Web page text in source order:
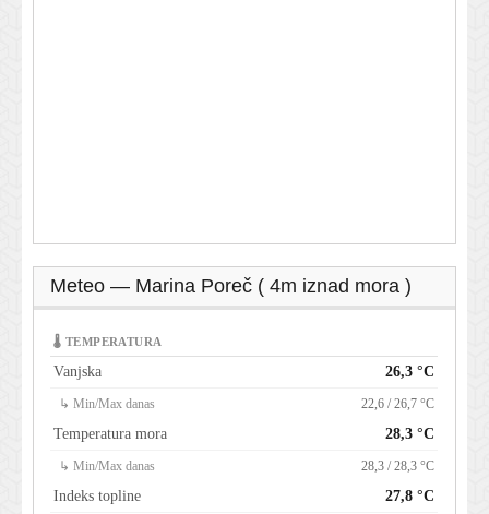
Meteo — Marina Poreč ( 4m iznad mora )
🌡 TEMPERATURA
Vanjska 26,3 °C
↳ Min/Max danas 22,6 / 26,7 °C
Temperatura mora 28,3 °C
↳ Min/Max danas 28,3 / 28,3 °C
Indeks topline
27,8 °C